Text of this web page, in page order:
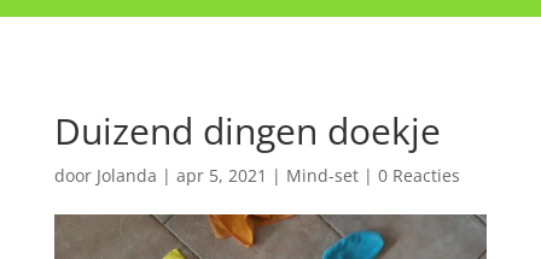
Duizend dingen doekje
door Jolanda | apr 5, 2021 | Mind-set| 0 Reacties